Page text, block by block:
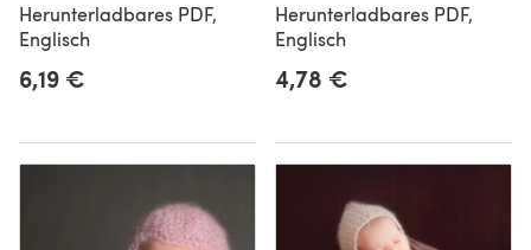
Herunterladbares PDF,
Englisch
6,19 €
Herunterladbares PDF,
Englisch
4,78 €